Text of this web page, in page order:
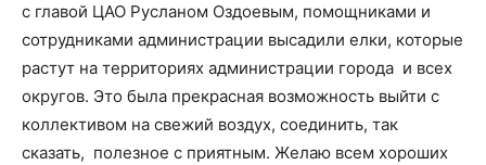
с главой ЦАО Русланом Оздоевым, помощниками и
сотрудниками администрации высадили елки, которые
растут на территориях администрации города и всех
округов. Это была прекрасная возможность выйти с
коллективом на свежий воздух, соединить, так
сказать, полезное с приятным. Желаю всем хороших